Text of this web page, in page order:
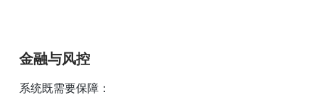
金融与风控
系统既需要保障：